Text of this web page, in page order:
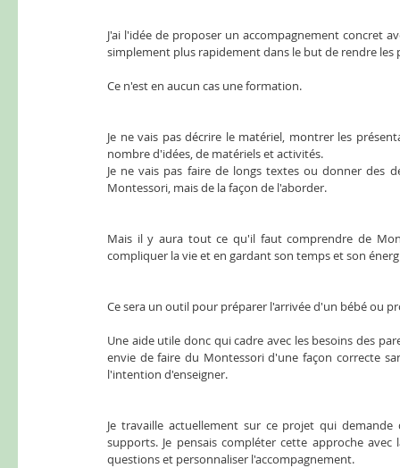
J'ai l'idée de proposer un accompagnement concret
simplement plus rapidement dans le but de rendre les
Ce n'est en aucun cas une formation.
Je ne vais pas décrire le matériel, montrer les
nombre d'idées, de matériels et activités.
Je ne vais pas faire de longs textes ou donner des
Montessori, mais de la façon de l'aborder.
Mais il y aura tout ce qu'il faut comprendre de
compliquer la vie et en gardant son temps et son
Ce sera un outil pour préparer l'arrivée d'un bébé ou
Une aide utile donc qui cadre avec les besoins des
envie de faire du Montessori d'une façon correcte
l'intention d'enseigner.
Je travaille actuellement sur ce projet qui
supports. Je pensais compléter cette approche
questions et personnaliser l'accompagnement.